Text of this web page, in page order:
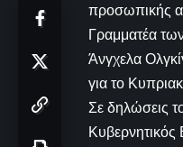
προσωπικής
Γραμματέα
Άνγχελα
για το
Σε δηλώσεις